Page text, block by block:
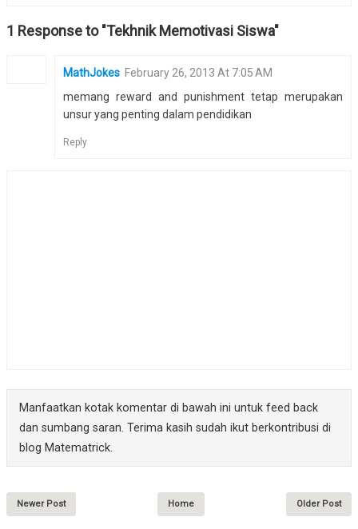
1 Response to "Tekhnik Memotivasi Siswa"
MathJokes February 26, 2013 At 7:05 AM
memang reward and punishment tetap merupakan
unsur yang penting dalam pendidikan
Reply
Manfaatkan kotak komentar di bawah ini untuk feed back
dan sumbang saran. Terima kasih sudah ikut berkontribusi di
blog Matematrick.
Newer Post Older Post
Home